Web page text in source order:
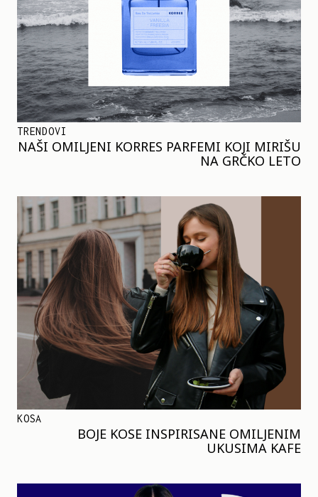
TRENDOVI
NAŠI OMILJENI KORRES PARFEMI KOJI MIRIŠU
NA GRČKO LETO
KOSA
BOJE KOSE INSPIRISANE OMILJENIM
UKUSIMA KAFE